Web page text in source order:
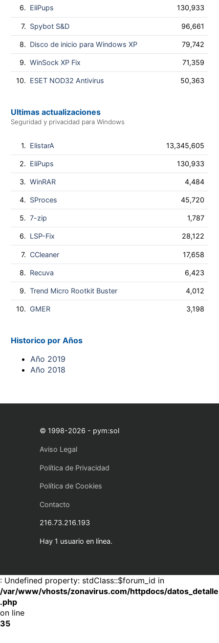
: Undefined property: stdClass::$forum_id in
/var/www/vhosts/zonavirus.com/httpdocs/datos_detalle
.php
on line
35
6. EliPups 130,933
7. Spybot S&D 96,661
8. Disco de inicio para Windows XP 79,742
9. WinSock XP Fix 71,359
10. ESET NOD32 Antivirus 50,363
Ultimas actualizaciones
Seguridad y privacidad para Windows
1. ElistarA 13,345,605
2. EliPups 130,933
3. WinRAR 4,484
4. SProces 45,720
5. 7-zip 1,787
6. LSP-Fix 28,122
7. CCleaner 17,658
8. Recuva 6,423
9. Trend Micro Rootkit Buster 4,012
10. GMER 3,198
Historico por Años
Año 2019
Año 2018
© 1998-2026 - pym:sol
Aviso Legal
Política de Privacidad
Política de Cookies
Contacto
216.73.216.193
Hay 1 usuario en línea.